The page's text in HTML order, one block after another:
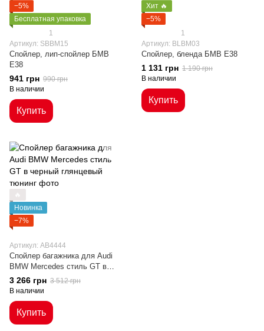
−5%
Бесплатная упаковка
1
Артикул: SBBM15
Спойлер, лип-спойлер БМВ
Е38
941 грн 990 грн
В наличии
Купить
Хит 🔥
−5%
1
Артикул: BLBM03
Спойлер, бленда БМВ Е38
1 131 грн 1 190 грн
В наличии
Купить
🔥
Новинка
−7%
Артикул: AB4444
Cпойлер багажника для Audi
BMW Mercedes стиль GT в
черный глянцевый
3 266 грн 3 512 грн
В наличии
Купить